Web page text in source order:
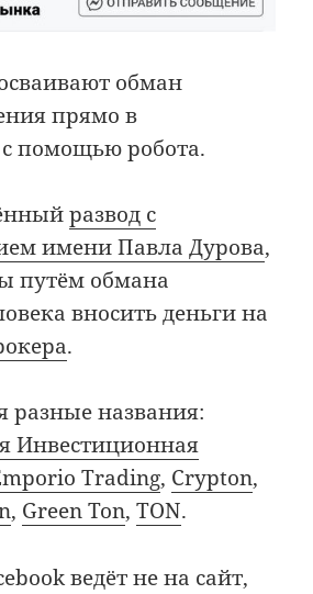
обман
прямо в
помощью робота.
развод с
имени Павла Дурова,
путём обмана
вносить деньги на
.
разные названия:
Инвестиционная
Trading, Crypton,
, Green Ton,TON.
ведёт не на сайт,